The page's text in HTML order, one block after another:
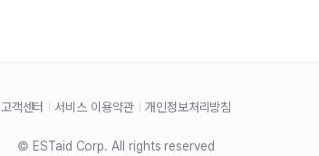
고객센터 서비스 이용약관 개인정보처리방침
© ESTaid Corp. All rights reserved